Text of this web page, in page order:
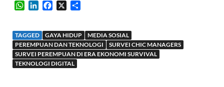
W
t
s
A
p
k
e
d
I
e
b
o
o
r
e
TAGGED GAYA HIDUP
MEDIA SOSIAL
PEREMPUAN DAN TEKNOLOGI
SURVEI CHIC MANAGERS
SURVEI PEREMPUAN DI ERA EKONOMI SURVIVAL
TEKNOLOGI DIGITAL